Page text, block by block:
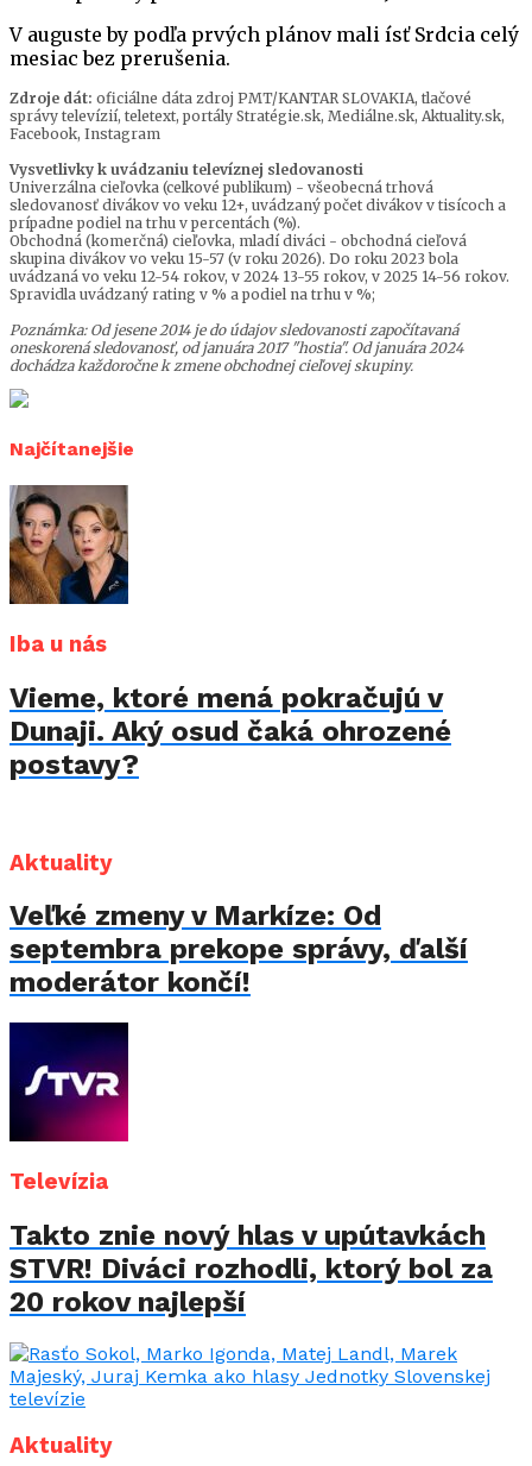
V auguste by podľa prvých plánov mali ísť Srdcia celý
mesiac bez prerušenia.
Zdroje dát: oficiálne dáta zdroj PMT/KANTAR SLOVAKIA, tlačové
správy televízií, teletext, portály Stratégie.sk, Mediálne.sk, Aktuality.sk,
Facebook, Instagram
Vysvetlivky k uvádzaniu televíznej sledovanosti
Univerzálna cieľovka (celkové publikum) - všeobecná trhová
sledovanosť divákov vo veku 12+, uvádzaný počet divákov v tisícoch a
prípadne podiel na trhu v percentách (%).
Obchodná (komerčná) cieľovka, mladí diváci - obchodná cieľová
skupina divákov vo veku 15-57 (v roku 2026). Do roku 2023 bola
uvádzaná vo veku 12-54 rokov, v 2024 13-55 rokov, v 2025 14-56 rokov.
Spravidla uvádzaný rating v % a podiel na trhu v %;
Poznámka: Od jesene 2014 je do údajov sledovanosti započítavaná
oneskorená sledovanosť, od januára 2017 "hostia". Od januára 2024
dochádza každoročne k zmene obchodnej cieľovej skupiny.
Najčítanejšie
Iba u nás
Vieme, ktoré mená pokračujú v
Dunaji. Aký osud čaká ohrozené
postavy?
Aktuality
Veľké zmeny v Markíze: Od
septembra prekope správy, ďalší
moderátor končí!
Televízia
Takto znie nový hlas v upútavkách
STVR! Diváci rozhodli, ktorý bol za
20 rokov najlepší
Aktuality